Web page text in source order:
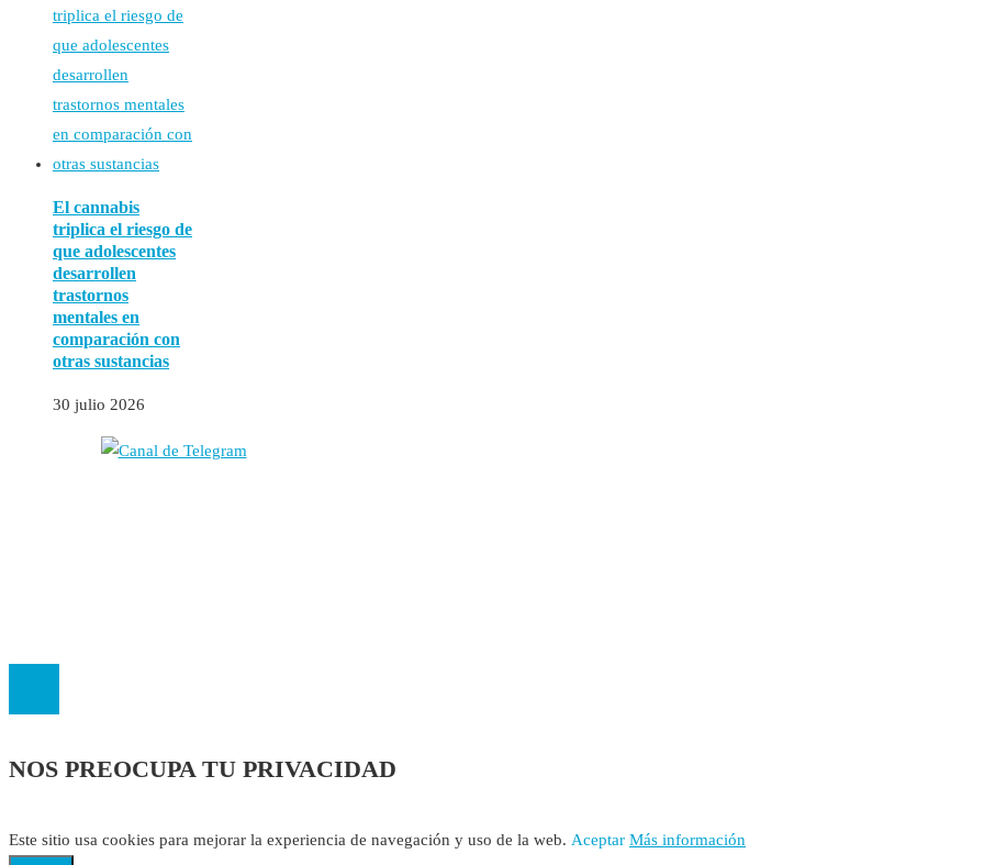
El cannabis
triplica el riesgo de
que adolescentes
desarrollen
trastornos
mentales en
comparación con
otras sustancias
30 julio 2026
NOS PREOCUPA TU PRIVACIDAD
Este sitio usa cookies para mejorar la experiencia de navegación y uso de la web. Aceptar Más información